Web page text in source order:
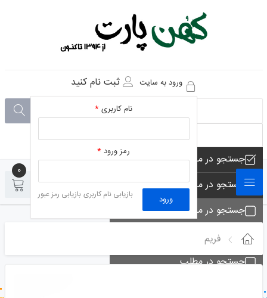
ورود به سایت
نام کاربری*
رمز ورود*
ورود بازیابی نام کاربری بازیابی رمز عبور
ثبت نام کنید
جستجو در مجموعه های فروشگاه
جستجو در محصولات فروشگاه
جستجو در مجموعه ها
جستجو - تماس ها
جستجو در مطلب
0
فریم